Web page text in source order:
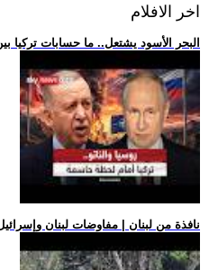
اخر الافلام
.. البحر الأسود يشتعل.. ما حسابات تركيا
.. نافذة من لبنان | مفاوضات لبنان